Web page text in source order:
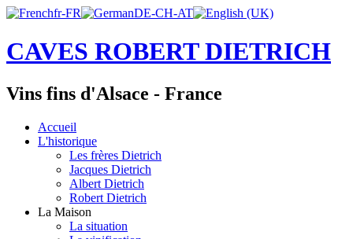
CAVES ROBERT DIETRICH
Vins fins d'Alsace - France
Accueil
L'historique
Les frères Dietrich
Jacques Dietrich
Albert Dietrich
Robert Dietrich
La Maison
La situation